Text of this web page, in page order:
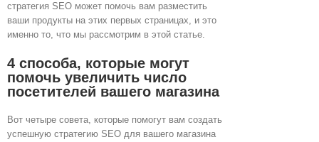
стратегия SEO может помочь вам разместить
ваши продукты на этих первых страницах, и это
именно то, что мы рассмотрим в этой статье.
4 способа, которые могут
помочь увеличить число
посетителей вашего магазина
Вот четыре совета, которые помогут вам создать
успешную стратегию SEO для вашего магазина